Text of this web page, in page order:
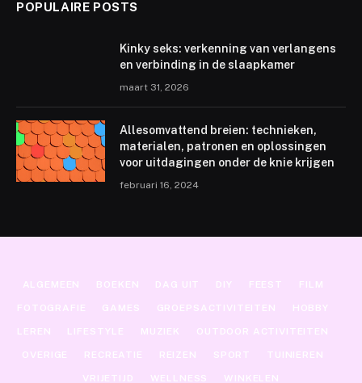
POPULAIRE POSTS
Kinky seks: verkenning van verlangens
en verbinding in de slaapkamer
maart 31, 2026
Allesomvattend breien: technieken,
materialen, patronen en oplossingen
voor uitdagingen onder de knie krijgen
februari 16, 2024
ALGEMEEN BOEKEN DAG UIT DIY FEEST FILM
FOTOGRAFIE GAMES GROEPSACTIVITEITEN HOBBY
LEREN LIFESTYLE MUZIEK OUTDOOR ACTIVITEITEN
OVERIGE RECREATIE REIZEN SPORT TUINIEREN
VRIJETIJD WELLNESS WINKELEN